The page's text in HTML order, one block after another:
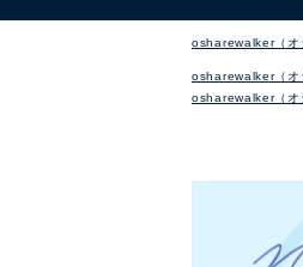
osharewalker（オ
osharewalker（オ
osharewalker（オ